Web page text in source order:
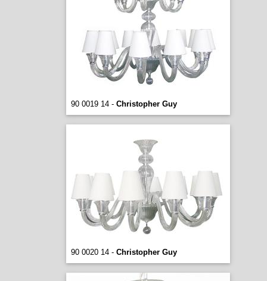
90 0019 14 - Christopher Guy
90 0020 14 - Christopher Guy